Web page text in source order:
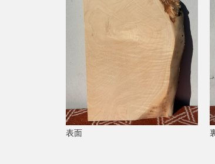
表面